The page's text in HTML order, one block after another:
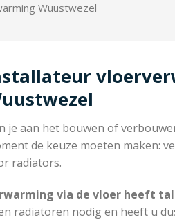
Wuustwezel
je aan het bouwen of
de keuze moeten maken:
radiators.
via de vloer heeft
radiatoren nodig en heeft u